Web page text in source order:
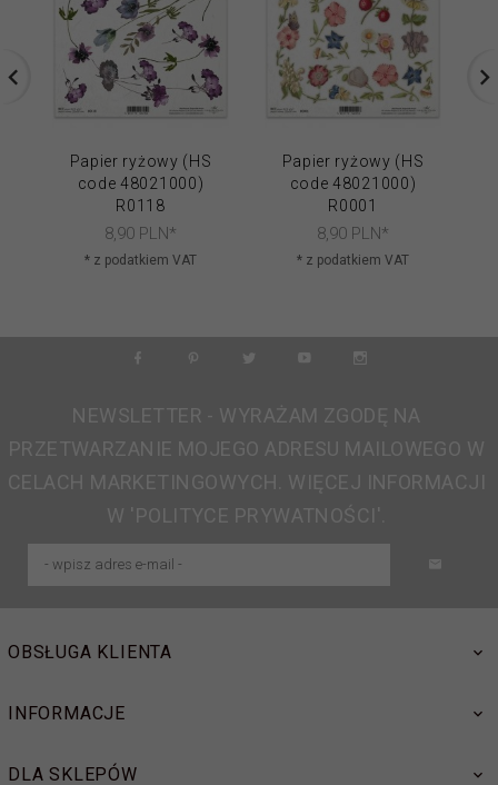
Papier ryżowy (HS
code 48021000)
R0118
8,90 PLN*
* z podatkiem VAT
Papier ryżowy (HS
code 48021000)
R0001
8,90 PLN*
* z podatkiem VAT
NEWSLETTER - WYRAŻAM ZGODĘ NA
PRZETWARZANIE MOJEGO ADRESU MAILOWEGO W
CELACH MARKETINGOWYCH. WIĘCEJ INFORMACJI
W 'POLITYCE PRYWATNOŚCI'.
OBSŁUGA KLIENTA
INFORMACJE
DLA SKLEPÓW